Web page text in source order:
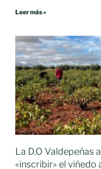
Leer más »
La D.O Valdepeñas
«inscribir» el viñedo